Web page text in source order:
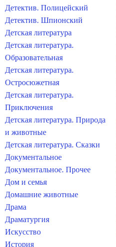
Детектив. Полицейский
Детектив. Шпионский
Детская литература
Детская литература.
Образовательная
Детская литература.
Остросюжетная
Детская литература.
Приключения
Детская литература. Природа
и животные
Детская литература. Сказки
Документальное
Документальное. Прочее
Дом и семья
Домашние животные
Драма
Драматургия
Искусство
История